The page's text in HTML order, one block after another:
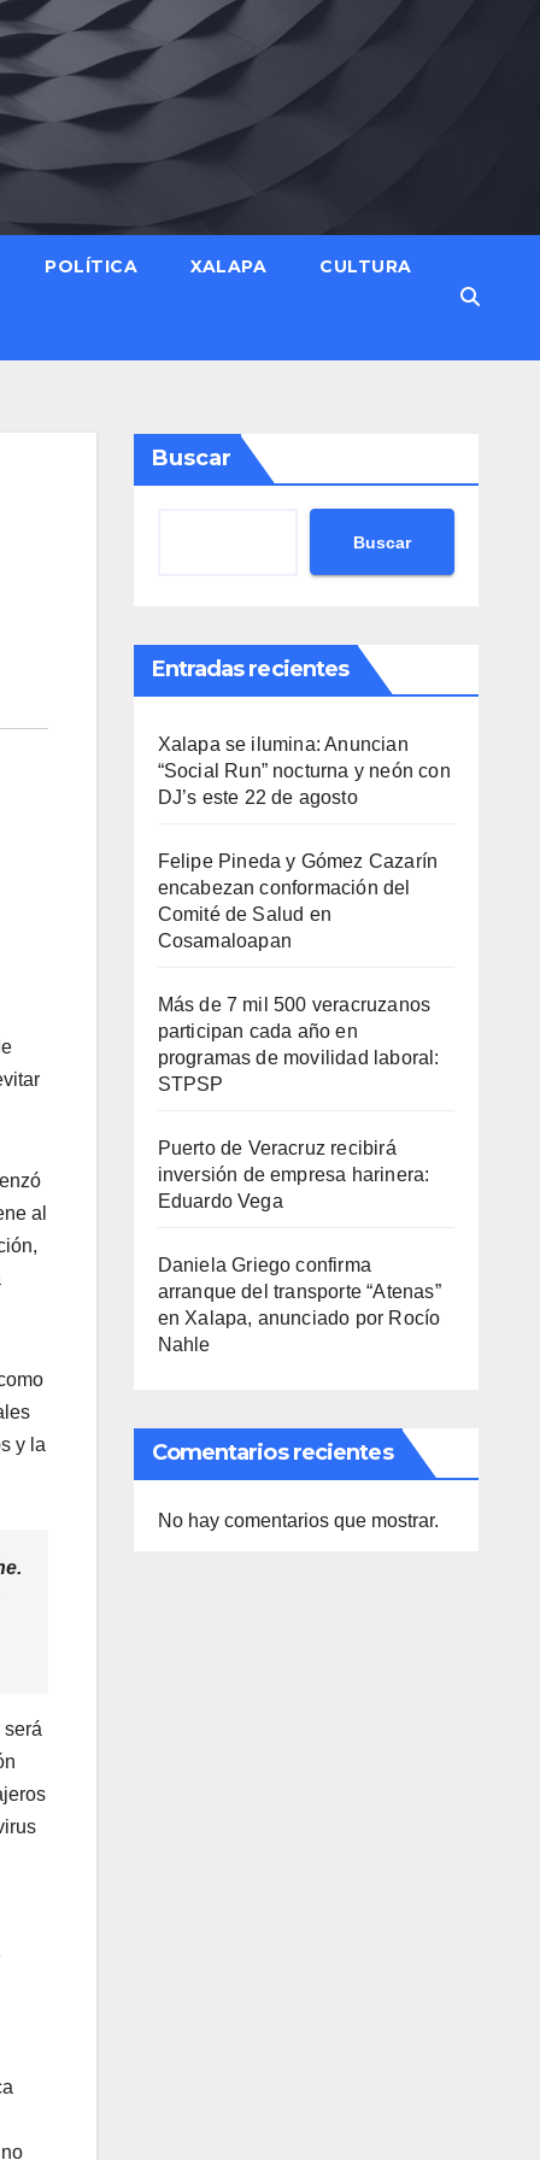
POLÍTICA XALAPA CULTURA
al
y la
Buscar
Buscar
Entradas recientes
Xalapa se ilumina: Anuncian
“Social Run” nocturna y neón con
DJ’s este 22 de agosto
Felipe Pineda y Gómez Cazarín
encabezan conformación del
Comité de Salud en
Cosamaloapan
Más de 7 mil 500 veracruzanos
participan cada año en
programas de movilidad laboral:
STPSP
Puerto de Veracruz recibirá
inversión de empresa harinera:
Eduardo Vega
Daniela Griego confirma
arranque del transporte “Atenas”
en Xalapa, anunciado por Rocío
Nahle
Comentarios recientes
No hay comentarios que mostrar.